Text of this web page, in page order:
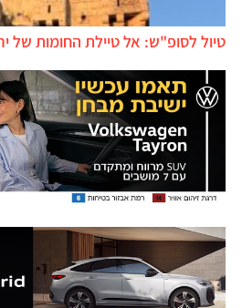
טיול לסופ"ש: אל טיילת החומות של